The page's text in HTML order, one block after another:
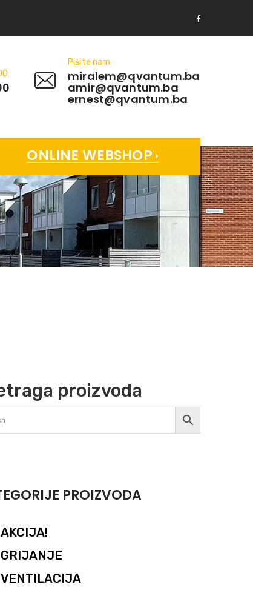
Pišite nam
miralem@qvantum.ba
amir@qvantum.ba
ernest@qvantum.ba
ONLINE WEBSHOP
proizvoda
PROIZVODA
AKCIJA!
GRIJANJE
VENTILACIJA